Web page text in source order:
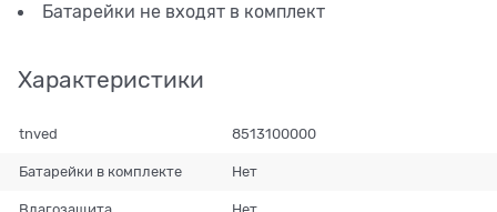
Батарейки не входят в комплект
Характеристики
tnved 8513100000
Батарейки в комплекте Нет